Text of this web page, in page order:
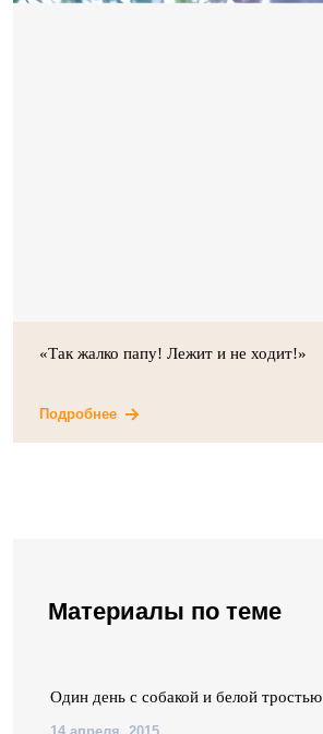
«Так жалко папу! Лежит и не ходит!»
Подробнее
Материалы по теме
Один день с собакой и белой тростью